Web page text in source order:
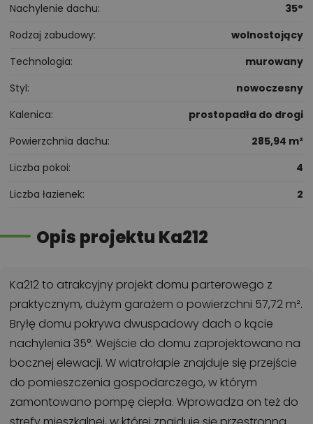
Nachylenie dachu
35°
Rodzaj zabudowy
wolnostojący
Technologia
murowany
Styl
nowoczesny
Kalenica
prostopadła do drogi
Powierzchnia dachu
285,94 m²
Liczba pokoi
4
Liczba łazienek
2
Opis projektu Ka212
Ka212 to atrakcyjny projekt domu parterowego z
praktycznym, dużym garażem o powierzchni 57,72 m².
Bryłę domu pokrywa dwuspadowy dach o kącie
nachylenia 35°. Wejście do domu zaprojektowano na
bocznej elewacji. W wiatrołapie znajduje się przejście
do pomieszczenia gospodarczego, w którym
zamontowano pompę ciepła. Wprowadza on też do